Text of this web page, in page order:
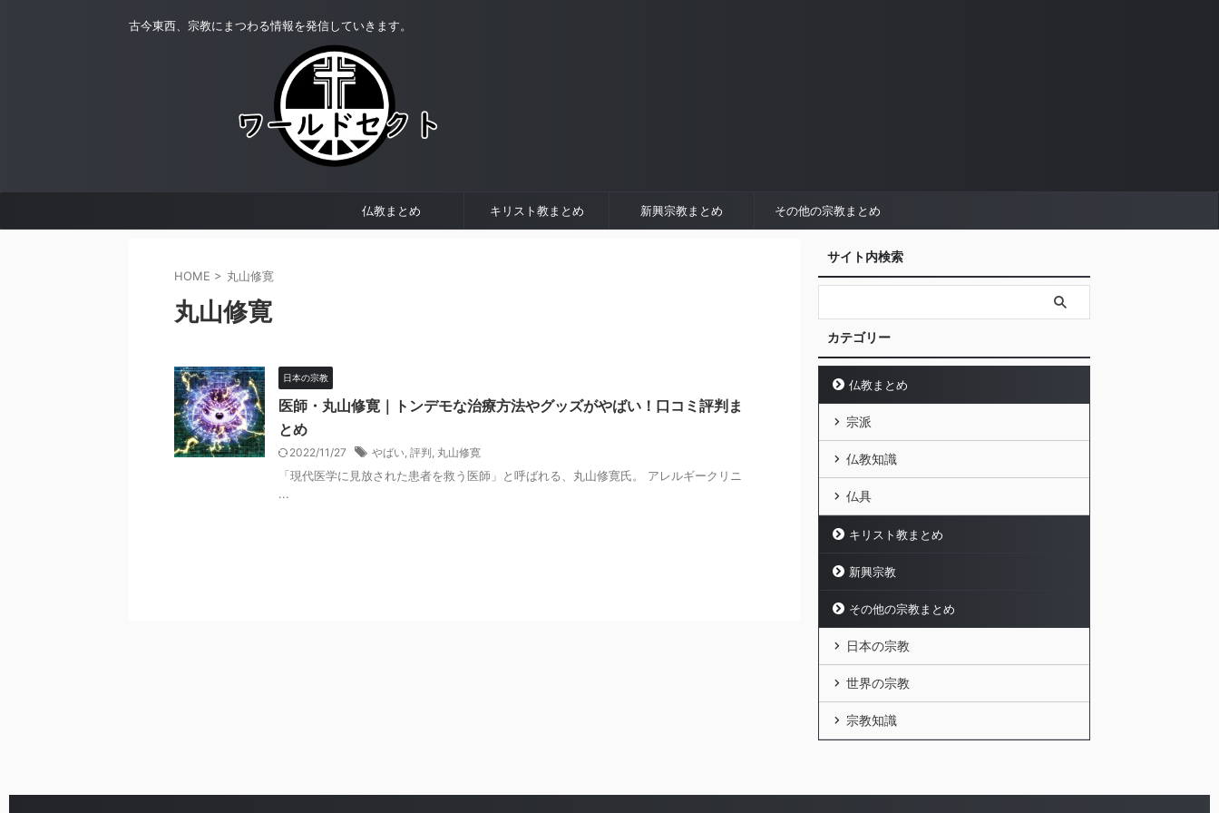
古今東西、宗教にまつわる情報を発信していきます。
仏教まとめ キリスト教まとめ 新興宗教まとめ その他の宗教まとめ
HOME > 丸山修寛
丸山修寛
日本の宗教
医師・丸山修寛｜トンデモな治療方法やグッズがやばい！口コミ評判ま
とめ
2022/11/27 やばい, 評判, 丸山修寛
「現代医学に見放された患者を救う医師」と呼ばれる、丸山修寛氏。 アレルギークリニ
...
サイト内検索
カテゴリー
仏教まとめ
宗派
仏教知識
仏具
キリスト教まとめ
新興宗教
その他の宗教まとめ
日本の宗教
世界の宗教
宗教知識